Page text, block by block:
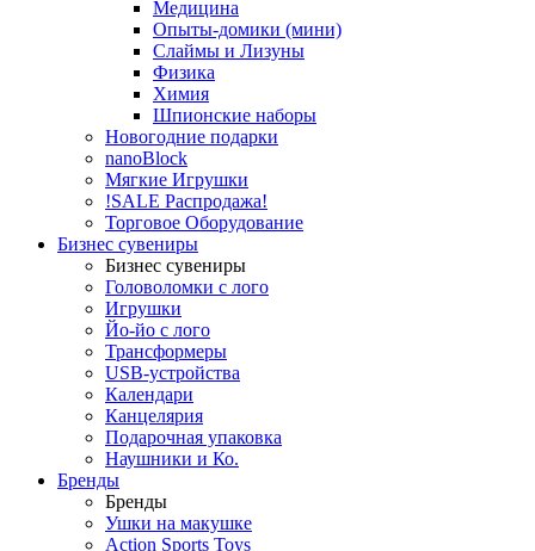
Медицина
Опыты-домики (мини)
Слаймы и Лизуны
Физика
Химия
Шпионские наборы
Новогодние подарки
nanoBlock
Мягкие Игрушки
!SALE Распродажа!
Торговое Оборудование
Бизнес сувениры
Бизнес сувениры
Головоломки с лого
Игрушки
Йо-йо с лого
Трансформеры
USB-устройства
Календари
Канцелярия
Подарочная упаковка
Наушники и Ко.
Бренды
Бренды
Ушки на макушке
Action Sports Toys